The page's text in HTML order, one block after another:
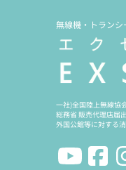
無線機・トランシ
一社)全国陸上無線協
総務省 販売代理店届
外国公館等に対する